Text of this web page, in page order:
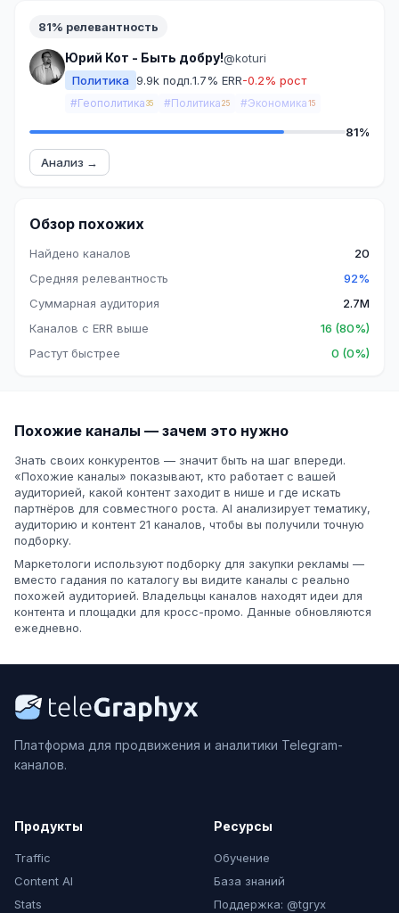
81% релевантность
Юрий Кот - Быть добру!@koturi
Политика 9.9k подп.1.7% ERR-0.2% рост
#Геополитика 35 #Политика 25 #Экономика 15
81%
Анализ →
Обзор похожих
Найдено каналов
20
Средняя релевантность
92%
Суммарная аудитория
2.7M
Каналов с ERR выше
16 (80%)
Растут быстрее
0 (0%)
Похожие каналы — зачем это нужно
Знать своих конкурентов — значит быть на шаг впереди.
«Похожие каналы» показывают, кто работает с вашей
аудиторией, какой контент заходит в нише и где искать
партнёров для совместного роста. AI анализирует тематику,
аудиторию и контент 21 каналов, чтобы вы получили точную
подборку.
Маркетологи используют подборку для закупки рекламы —
вместо гадания по каталогу вы видите каналы с реально
похожей аудиторией. Владельцы каналов находят идеи для
контента и площадки для кросс-промо. Данные обновляются
ежедневно.
Платформа для продвижения и аналитики Telegram-
каналов.
Продукты
Traffic
Content AI
Stats
Ресурсы
Обучение
База знаний
Поддержка: @tgryx